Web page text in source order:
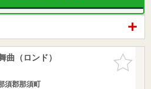
お気に入
りに追加
曲（ロンド）
須郡那須町